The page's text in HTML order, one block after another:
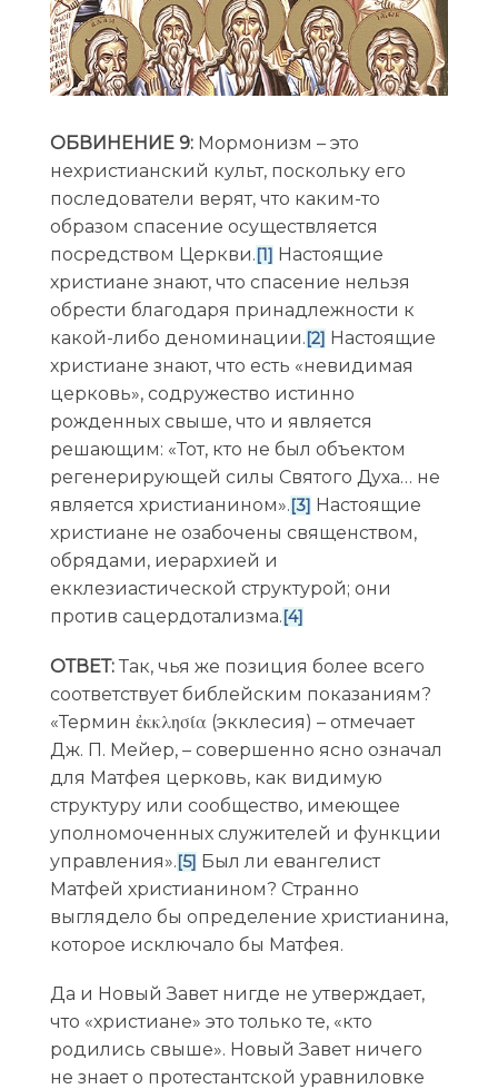
ОБВИНЕНИЕ 9:Мормонизм – это
нехристианский культ, поскольку его
последователи верят, что каким-то
образом спасение осуществляется
посредством Церкви. [1] Настоящие
христиане знают, что спасение нельзя
обрести благодаря принадлежности к
какой-либо деноминации. [2] Настоящие
христиане знают, что есть «невидимая
церковь», содружество истинно
рожденных свыше, что и является
решающим: «Тот, кто не был объектом
регенерирующей силы Святого Духа… не
является христианином». [3] Настоящие
христиане не озабочены священством,
обрядами, иерархией и
екклезиастической структурой; они
против сацердотализма. [4]
ОТВЕТ:Так, чья же позиция более всего
соответствует библейским показаниям?
«Термин ἐκκλησία (экклесия) – отмечает
Дж. П. Мейер, – совершенно ясно означал
для Матфея церковь, как видимую
структуру или сообщество, имеющее
уполномоченных служителей и функции
управления».[5] Был ли евангелист
Матфей христианином? Странно
выглядело бы определение христианина,
которое исключало бы Матфея.
Да и Новый Завет нигде не утверждает,
что «христиане» это только те, «кто
родились свыше». Новый Завет ничего
не знает о протестантской уравниловке